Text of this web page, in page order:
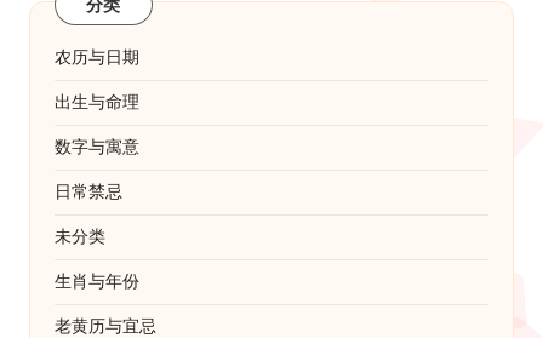
分类
农历与日期
出生与命理
数字与寓意
日常禁忌
未分类
生肖与年份
老黄历与宜忌